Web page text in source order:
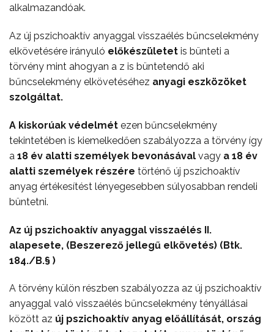
alkalmazandóak.
Az új pszichoaktív anyaggal visszaélés bűncselekmény
elkövetésére irányuló előkészületet is bünteti a
törvény mint ahogyan a z is büntetendő aki
bűncselekmény elkövetéséhez anyagi eszközöket
szolgáltat.
A kiskorúak védelmét ezen bűncselekmény
tekintetében is kiemelkedően szabályozza a törvény így
a 18 év alatti személyek bevonásával vagy a 18 év
alatti személyek részére történő új pszichoaktív
anyag értékesítést lényegesebben súlyosabban rendeli
büntetni.
Az új pszichoaktív anyaggal visszaélés II.
alapesete, (Beszerező jellegű elkövetés) (Btk.
184./B.§ )
A törvény külön részben szabályozza az új pszichoaktív
anyaggal való visszaélés bűncselekmény tényállásai
között az új pszichoaktív anyag előállítását, ország